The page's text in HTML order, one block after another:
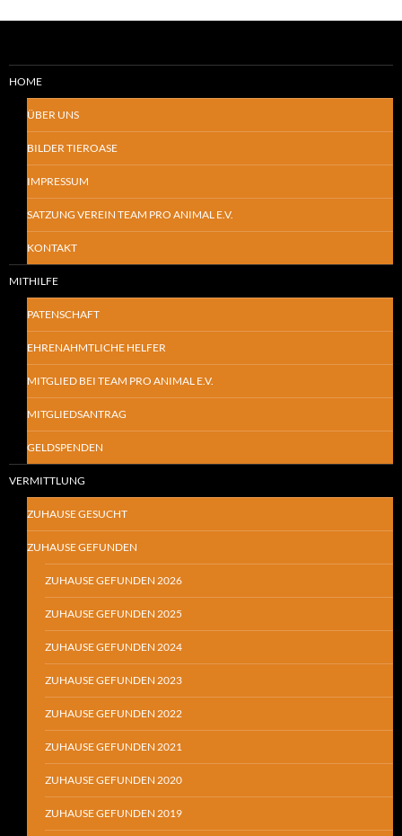
HOME
ÜBER UNS
BILDER TIEROASE
IMPRESSUM
SATZUNG VEREIN TEAM PRO ANIMAL E.V.
KONTAKT
MITHILFE
PATENSCHAFT
EHRENAHMTLICHE HELFER
MITGLIED BEI TEAM PRO ANIMAL E.V.
MITGLIEDSANTRAG
GELDSPENDEN
VERMITTLUNG
ZUHAUSE GESUCHT
ZUHAUSE GEFUNDEN
ZUHAUSE GEFUNDEN 2026
ZUHAUSE GEFUNDEN 2025
ZUHAUSE GEFUNDEN 2024
ZUHAUSE GEFUNDEN 2023
ZUHAUSE GEFUNDEN 2022
ZUHAUSE GEFUNDEN 2021
ZUHAUSE GEFUNDEN 2020
ZUHAUSE GEFUNDEN 2019